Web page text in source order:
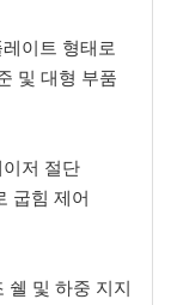
이트 형태로
및 대형 부품
저 절단
굽힘 제어
쉘 및 하중 지지